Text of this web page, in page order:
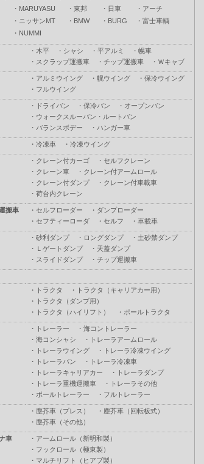
・ MARUYASU ・ 東邦 ・ 日車 ・ アーチ
・ ニッサンMT ・ BMW ・ BURG ・ 富士車輌
・ NUMMI
・ 木平 ・ シャシ ・ 平アルミ ・ 幌車
・ スクラップ運搬車 ・ チップ運搬車 ・ Ｗキャブ
・ アルミウイング ・ 幌ウイング ・ 保冷ウイング
・ フルウイング
・ ドライバン ・ 保冷バン ・ オープンバン
・ ウォークスルーバン・ルートバン
・ バランスボデー ・ ハンガー車
・ 冷凍車 ・ 冷凍ウイング
・ クレーン付カーゴ ・ セルフクレーン
・ クレーン車 ・ クレーン付アームロール
・ クレーン付ダンプ ・ クレーン付車載車
・ 荷台内クレーン
搬車 ・ セルフローダー ・ ダンプローダー
・ セフティーローダ ・ セルフ ・ 車載車
・ 砂利ダンプ ・ ロングダンプ ・ 土砂禁ダンプ
・ Ｌゲートダンプ ・ 天蓋ダンプ
・ スライドダンプ ・ チップ運搬車
・ トラクタ ・
トラクタ（キャリアカー用）
・
トラクタ（ダンプ用）
・
トラクタ（ハイリフト） ・ ポールトラクタ
・ トレーラー ・ 海コントレーラー
・ 海コンシャシ ・
トレーラアームロール
・
トレーラウイング ・
トレーラ冷凍ウイング
・
トレーラバン ・
トレーラ冷凍車
・
トレーラキャリアカー ・
トレーラダンプ
・
トレーラ重機運搬車 ・
トレーラその他
・ ポールトレーラー ・ フルトレーラー
・ 塵芥車（プレス） ・ 塵芥車（回転板式）
・ 塵芥車（その他）
車 ・ アームロール（新明和製）
・ フックロール（極東製）
・ マルチリフト（ヒアブ製）